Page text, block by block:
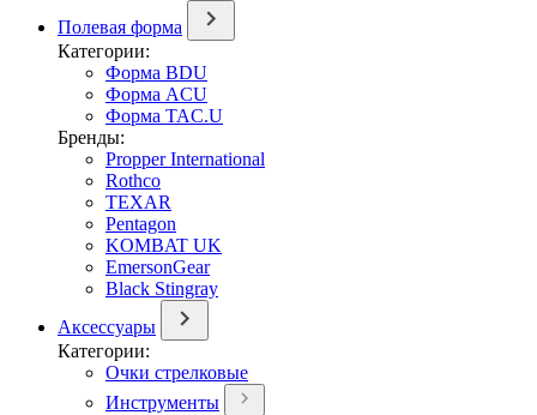
Полевая форма
Категории:
Форма BDU
Форма ACU
Форма TAC.U
Бренды:
Propper International
Rothco
TEXAR
Pentagon
KOMBAT UK
EmersonGear
Black Stingray
Аксессуары
Категории:
Очки стрелковые
Инструменты